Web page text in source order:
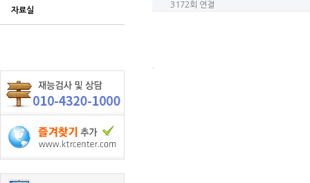
자료실
3172회 연결